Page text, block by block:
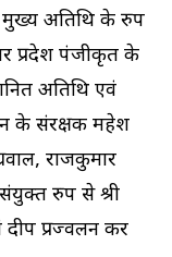
मुख्य अतिथि के रुप
प्रदेश पंजीकृत के
अतिथि एवं
के संरक्षक महेश
राजकुमार
रुप से श्री
दीप प्रज्वलन कर